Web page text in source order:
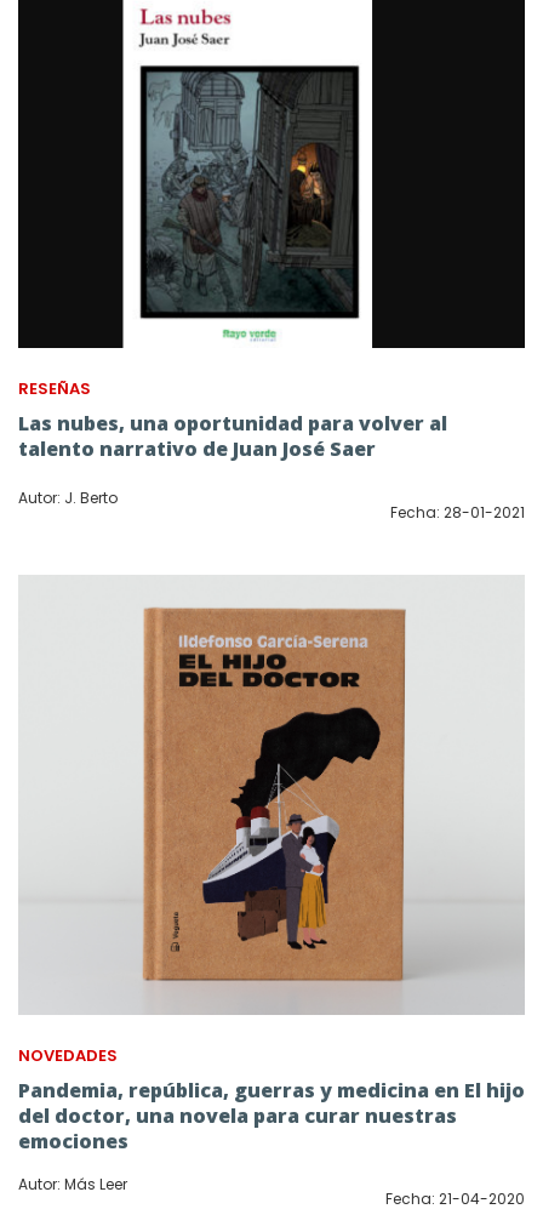
RESEÑAS
Las nubes, una oportunidad para volver al
talento narrativo de Juan José Saer
Autor: J. Berto
Fecha: 28-01-2021
NOVEDADES
Pandemia, república, guerras y medicina en El hijo
del doctor, una novela para curar nuestras
emociones
Autor: Más Leer
Fecha: 21-04-2020